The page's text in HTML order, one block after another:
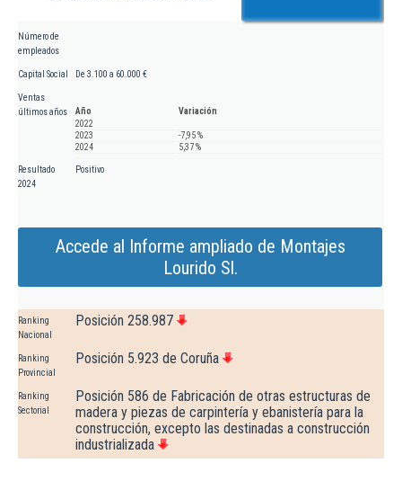
Número de
empleados
Capital Social De 3.100 a 60.000 €
Ventas
últimos años
Año
Variación
2022
2023
-7,95 %
2024
5,37 %
Resultado
2024
Positivo
Accede al Informe ampliado de Montajes
Lourido Sl.
Ranking
Nacional
Posición 258.987
Ranking
Provincial
Posición 5.923 de Coruña
Ranking
Sectorial
Posición 586 de Fabricación de otras estructuras de
madera y piezas de carpintería y ebanistería para la
construcción, excepto las destinadas a construcción
industrializada